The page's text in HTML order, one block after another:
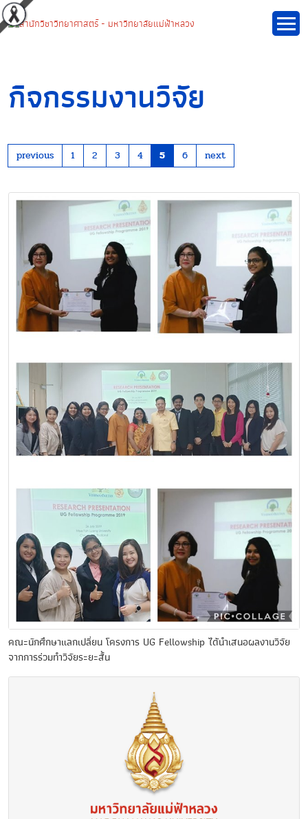
กิจกรรมงานวิจัย
previous 1 2 3 4 5 6 next
คณะนักศึกษาแลกเปลี่ยน โครงการ UG Fellowship ได้นำเสนอผลงานวิจัย
จากการร่วมทำวิจัยระยะสั้น